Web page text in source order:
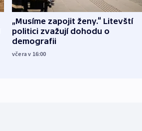
„Musíme zapojit ženy.“ Litevští
politici zvažují dohodu o
demografii
včera v 16:00